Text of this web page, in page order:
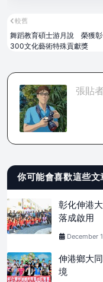
較舊
舞蹈教育碩士游月說 榮獲
300文化藝術特殊貢獻獎
張貼
你可能會喜歡這些文
彰化伸港
落成啟用
December
伸港鄉大
境